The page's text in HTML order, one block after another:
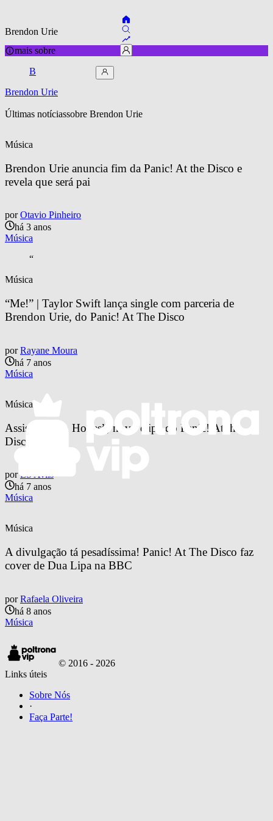
Brendon Urie
mais sobre
B
Brendon Urie
Últimas notíciassobre Brendon Urie
Música
Brendon Urie anuncia fim da Panic! At the Disco e
revela que será pai
por Otavio Pinheiro
há 3 anos
Música
“
Música
“Me!” | Taylor Swift lança single com parceria de
Brendon Urie, do Panic! At The Disco
por Rayane Moura
há 7 anos
Música
Música
Assista “High Hopes”, novo clipe do Panic! At the
Disco
por LS Avlis
há 7 anos
Música
Música
A divulgação tá pesadíssima! Panic! At The Disco faz
cover de Dua Lipa na BBC
por Rafaela Oliveira
há 8 anos
Música
© 2016 - 2026
Links úteis
Sobre Nós
·
Faça Parte!